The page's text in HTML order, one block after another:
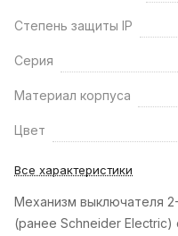
Степень защиты IP
Серия
Материал корпуса
Цвет
Все характеристики
Механизм выключателя
(ранее Schneider Electric)